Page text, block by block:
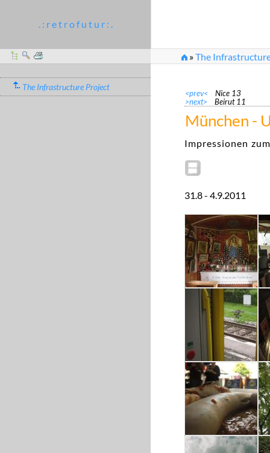
. : r e t r o f u t u r : .
»The
The Infrastructure Project
<prev< Nice 13
>next> Beirut 11
München -
Impressionen
31.8 - 4.9.2011
IMG_2479.JPG
IMG_2485.JPG
IMG_2500.JPG